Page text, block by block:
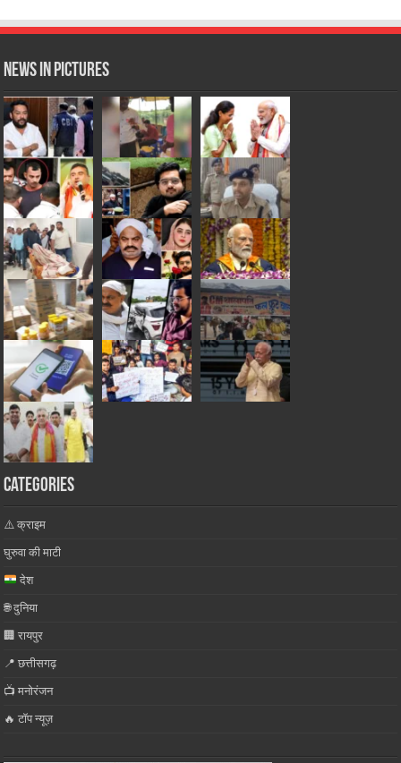
News in Pictures
Categories
⚠️ क्राइम
घुरुवा की माटी
देश
🌐 दुनिया
🏢 रायपुर
📍 छत्तीसगढ़
📺 मनोरंजन
🔥 टॉप न्यूज़